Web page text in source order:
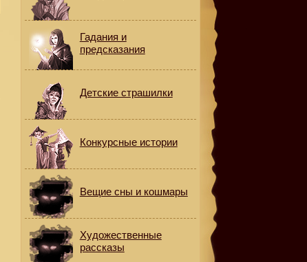
Гадания и
предсказания
Детские страшилки
Конкурсные истории
Вещие сны и кошмары
Художественные
рассказы